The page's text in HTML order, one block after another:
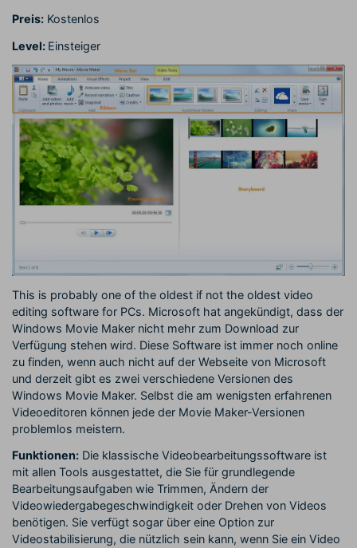
Preis: Kostenlos
Level: Einsteiger
This is probably one of the oldest if not the oldest video
editing software for PCs. Microsoft hat angekündigt, dass der
Windows Movie Maker nicht mehr zum Download zur
Verfügung stehen wird. Diese Software ist immer noch online
zu finden, wenn auch nicht auf der Webseite von Microsoft
und derzeit gibt es zwei verschiedene Versionen des
Windows Movie Maker. Selbst die am wenigsten erfahrenen
Videoeditoren können jede der Movie Maker-Versionen
problemlos meistern.
Funktionen: Die klassische Videobearbeitungssoftware ist
mit allen Tools ausgestattet, die Sie für grundlegende
Bearbeitungsaufgaben wie Trimmen, Ändern der
Videowiedergabegeschwindigkeit oder Drehen von Videos
benötigen. Sie verfügt sogar über eine Option zur
Videostabilisierung, die nützlich sein kann, wenn Sie ein Video